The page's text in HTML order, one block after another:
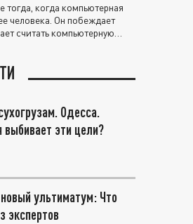
когда компьютерная
человека. Он побеждает
считать компьютерную
Одесса.
выбивает эти цели?
ультиматум: Что
экспертов